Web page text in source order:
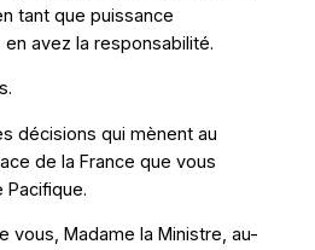
tant que puissance
avez la responsabilité.
décisions qui mènent au
de la France que vous
vous, Madame la Ministre, au-